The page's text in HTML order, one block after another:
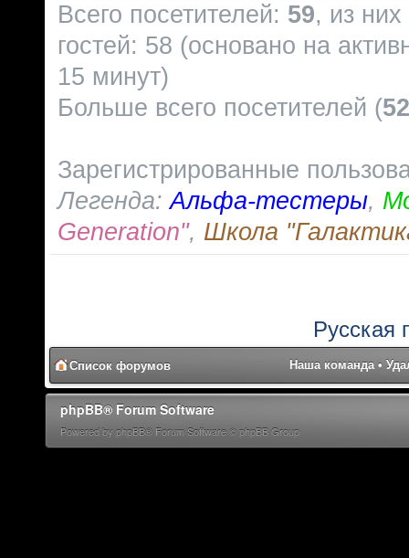
Всего посетителей: 59, из
гостей: 58 (основано на
15 минут)
Больше всего посетителей (
Зарегистрированные
Легенда:Альфа-тестеры,
Generation", Школа
Русская
Список форумов Наша команда•
phpBB® Forum Software
Powered by phpBB® Forum Software © phpBB Group